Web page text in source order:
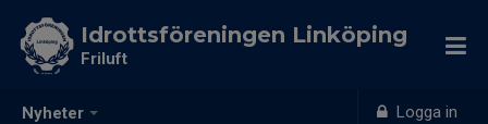
Nyheter Logga in
Idrottsföreningen Linköping
Friluft